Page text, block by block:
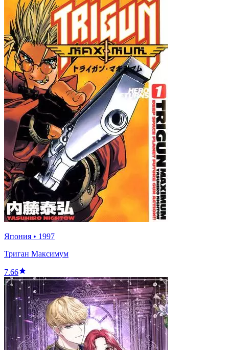
Япония • 1997
Триган Максимум
7.66